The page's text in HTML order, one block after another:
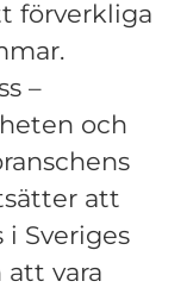
förverkliga
–
och
att
Sveriges
att vara